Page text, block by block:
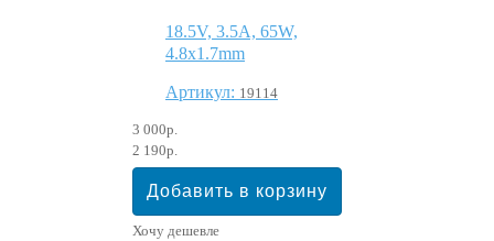
18.5V, 3.5A, 65W,
4.8x1.7mm
Артикул: 19114
3 000р.
2 190р.
Хочу дешевле